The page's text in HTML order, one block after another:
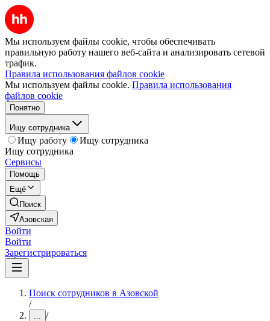
Мы используем файлы cookie, чтобы обеспечивать
правильную работу нашего веб-сайта и анализировать сетевой
трафик.
Правила использования файлов cookie
Мы используем файлы cookie. Правила использования
файлов cookie
Понятно
Ищу сотрудника
Ищу работу
Ищу сотрудника
Ищу сотрудника
Сервисы
Помощь
Ещё
Поиск
Азовская
Войти
Войти
Зарегистрироваться
Поиск сотрудников в Азовской
/
... /